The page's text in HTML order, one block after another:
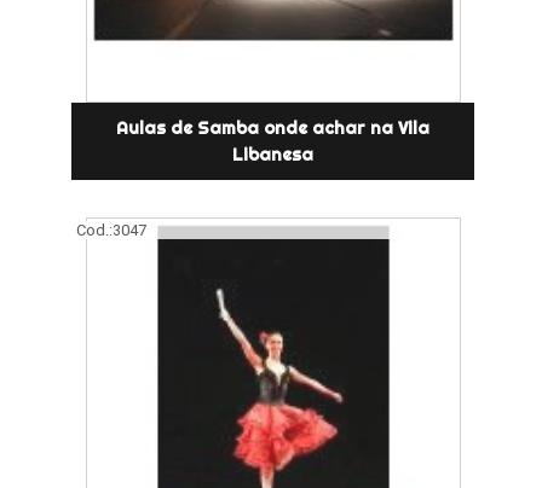
Aulas de Samba onde achar na Vila
Libanesa
Cod.:3047